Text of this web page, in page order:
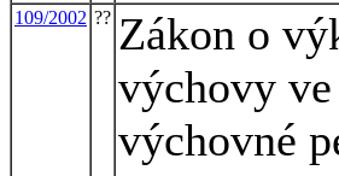
109/2002 ?? Zákon o
výchovy
výchovné